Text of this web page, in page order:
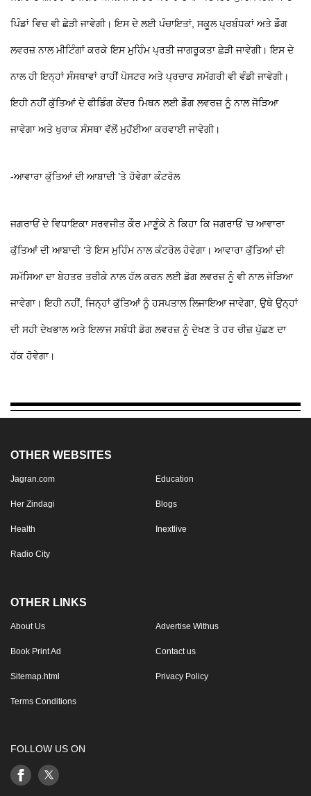
ਪਿੰਡਾਂ ਵਿਚ ਵੀ ਛੇੜੀ ਜਾਵੇਗੀ। ਇਸ ਦੇ ਲਈ ਪੰਚਾਇਤਾਂ, ਸਕੂਲ ਪ੍ਰਬੰਧਕਾਂ ਅਤੇ ਡੌਗ
ਲਵਰਜ਼ ਨਾਲ ਮੀਟਿੰਗਾਂ ਕਰਕੇ ਇਸ ਮੁਹਿੰਮ ਪ੍ਰਤੀ ਜਾਗਰੂਕਤਾ ਛੇੜੀ ਜਾਵੇਗੀ। ਇਸ ਦੇ
ਨਾਲ ਹੀ ਇਨ੍ਹਾਂ ਸੰਸਥਾਵਾਂ ਰਾਹੀਂ ਪੋਸਟਰ ਅਤੇ ਪ੍ਰਚਾਰ ਸਮੱਗਰੀ ਵੀ ਵੰਡੀ ਜਾਵੇਗੀ।
ਇਹੀ ਨਹੀਂ ਕੁੱਤਿਆਂ ਦੇ ਫੀਡਿੰਗ ਕੇਂਦਰ ਮਿਥਨ ਲਈ ਡੌਗ ਲਵਰਜ਼ ਨੂੰ ਨਾਲ ਜੋੜਿਆ
ਜਾਵੇਗਾ ਅਤੇ ਖੁਰਾਕ ਸੰਸਥਾ ਵੱਲੋਂ ਮੁਹੱਈਆ ਕਰਵਾਈ ਜਾਵੇਗੀ।
-ਆਵਾਰਾ ਕੁੱਤਿਆਂ ਦੀ ਆਬਾਦੀ ’ਤੇ ਹੋਵੇਗਾ ਕੰਟਰੋਲ
ਜਗਰਾਓਂ ਦੇ ਵਿਧਾਇਕਾ ਸਰਵਜੀਤ ਕੌਰ ਮਾਣੂੰਕੇ ਨੇ ਕਿਹਾ ਕਿ ਜਗਰਾਓਂ ’ਚ ਆਵਾਰਾ
ਕੁੱਤਿਆਂ ਦੀ ਆਬਾਦੀ ’ਤੇ ਇਸ ਮੁਹਿੰਮ ਨਾਲ ਕੰਟਰੋਲ ਹੋਵੇਗਾ। ਆਵਾਰਾ ਕੁੱਤਿਆਂ ਦੀ
ਸਮੱਸਿਆ ਦਾ ਬੇਹਤਰ ਤਰੀਕੇ ਨਾਲ ਹੱਲ ਕਰਨ ਲਈ ਡੋਗ ਲਵਰਜ਼ ਨੂੰ ਵੀ ਨਾਲ ਜੋੜਿਆ
ਜਾਵੇਗਾ। ਇਹੀ ਨਹੀਂ, ਜਿਨ੍ਹਾਂ ਕੁੱਤਿਆਂ ਨੂੰ ਹਸਪਤਾਲ ਲਿਜਾਇਆ ਜਾਵੇਗਾ, ਉਥੇ ਉਨ੍ਹਾਂ
ਦੀ ਸਹੀ ਦੇਖਭਾਲ ਅਤੇ ਇਲਾਜ ਸਬੰਧੀ ਡੋਗ ਲਵਰਜ਼ ਨੂੰ ਦੇਖਣ ਤੇ ਹਰ ਚੀਜ਼ ਪੁੱਛਣ ਦਾ
ਹੱਕ ਹੋਵੇਗਾ।
OTHER WEBSITES
Jagran.com Education
Her Zindagi Blogs
Health Inextlive
Radio City
OTHER LINKS
About Us Advertise Withus
Book Print Ad Contact us
Sitemap.html Privacy Policy
Terms Conditions
FOLLOW US ON